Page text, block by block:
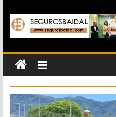
El bando moro protagonista en